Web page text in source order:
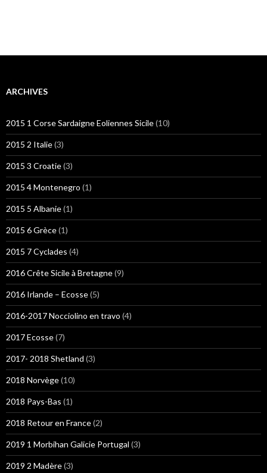
ARCHIVES
2015 1 Corse Sardaigne Eoliennes Sicile(10)
2015 2 Italie(3)
2015 3 Croatie(3)
2015 4 Montenegro (1)
2015 5 Albanie(1)
2015 6 Grèce(1)
2015 7 Cyclades (4)
2016 Crête Sicile à Bretagne(9)
2016 Irlande – Ecosse(5)
2016-2017 Nocciolino en travo (4)
2017 Ecosse(7)
2017- 2018 Shetland (3)
2018 Norvège(10)
2018 Pays-Bas (1)
2018 Retour en France(2)
2019 1 Morbihan Galicie Portugal (3)
2019 2 Madère(3)